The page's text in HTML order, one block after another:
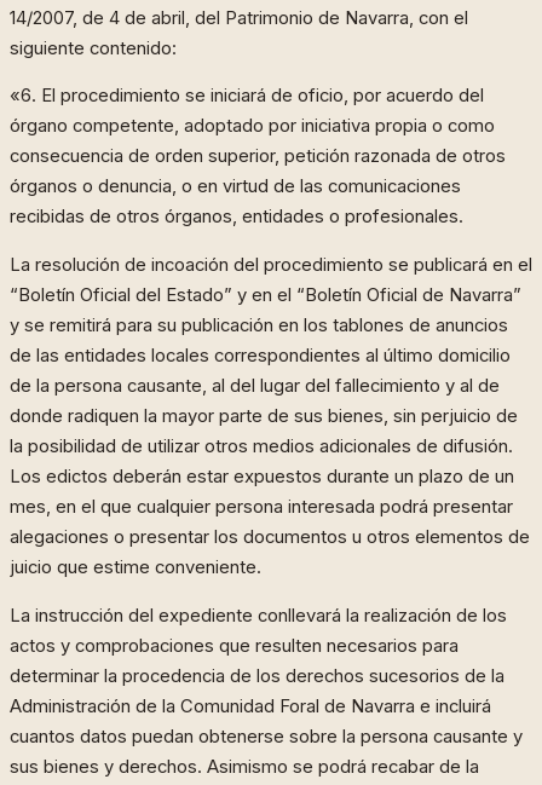
14/2007, de 4 de abril, del Patrimonio de Navarra, con el
siguiente contenido:
«6. El procedimiento se iniciará de oficio, por acuerdo del
órgano competente, adoptado por iniciativa propia o como
consecuencia de orden superior, petición razonada de otros
órganos o denuncia, o en virtud de las comunicaciones
recibidas de otros órganos, entidades o profesionales.
La resolución de incoación del procedimiento se publicará en el
“Boletín Oficial del Estado” y en el “Boletín Oficial de Navarra”
y se remitirá para su publicación en los tablones de anuncios
de las entidades locales correspondientes al último domicilio
de la persona causante, al del lugar del fallecimiento y al de
donde radiquen la mayor parte de sus bienes, sin perjuicio de
la posibilidad de utilizar otros medios adicionales de difusión.
Los edictos deberán estar expuestos durante un plazo de un
mes, en el que cualquier persona interesada podrá presentar
alegaciones o presentar los documentos u otros elementos de
juicio que estime conveniente.
La instrucción del expediente conllevará la realización de los
actos y comprobaciones que resulten necesarios para
determinar la procedencia de los derechos sucesorios de la
Administración de la Comunidad Foral de Navarra e incluirá
cuantos datos puedan obtenerse sobre la persona causante y
sus bienes y derechos. Asimismo se podrá recabar de la